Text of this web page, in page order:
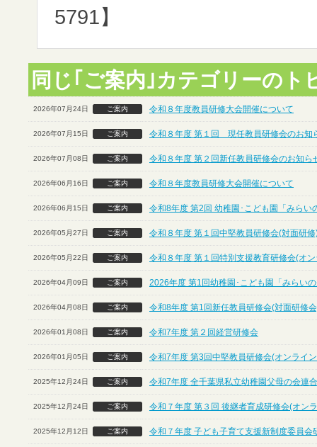
5791】
同じ｢ご案内｣カテゴリーのト
2026年07月24日 ご案内 令和８年度教員研修大会開催について
2026年07月15日 ご案内 令和８年度 第１回 現任教員研修会のお知
2026年07月08日 ご案内 令和８年度 第２回新任教員研修会のお知ら
2026年06月16日 ご案内 令和８年度教員研修大会開催について
2026年06月15日 ご案内 令和8年度 第2回 幼稚園･こども園「みらい
2026年05月27日 ご案内 令和８年度 第１回中堅教員研修会(対面研修
2026年05月22日 ご案内 令和８年度 第１回特別支援教育研修会(オ
2026年04月09日 ご案内 2026年度 第1回幼稚園･こども園「みらい
2026年04月08日 ご案内 令和8年度 第1回新任教員研修会(対面研修
2026年01月08日 ご案内 令和7年度 第２回経営研修会
2026年01月05日 ご案内 令和7年度 第3回中堅教員研修会(オンライ
2025年12月24日 ご案内 令和7年度 全千葉県私立幼稚園父母の会連
2025年12月24日 ご案内 令和７年度 第３回 後継者育成研修会(オン
2025年12月12日 ご案内 令和７年度 子ども子育て支援新制度委員会